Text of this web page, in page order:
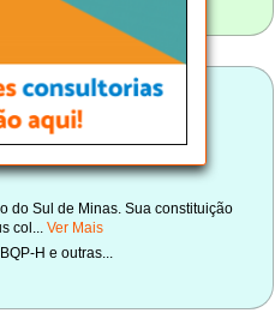
do Sul de Minas. Sua constituição
col...Ver Mais
H e outras...